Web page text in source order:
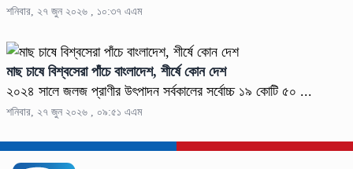
শনিবার, ২৭ জুন ২০২৬ , ১০:৩৭ এএম
মাছ চাষে বিশ্বসেরা পাঁচে বাংলাদেশ, শীর্ষে কোন দেশ
২০২৪ সালে জলজ প্রাণীর উৎপাদন সর্বকালের সর্বোচ্চ ১৯ কোটি ৫০ ...
শনিবার, ২৭ জুন ২০২৬ , ০৯:৫১ এএম